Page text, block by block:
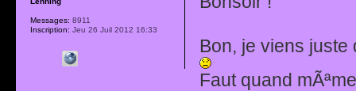
Bon, je viens
Faut quand
Messages: 8911
Inscription: Jeu 26 Juil 2012 16:33